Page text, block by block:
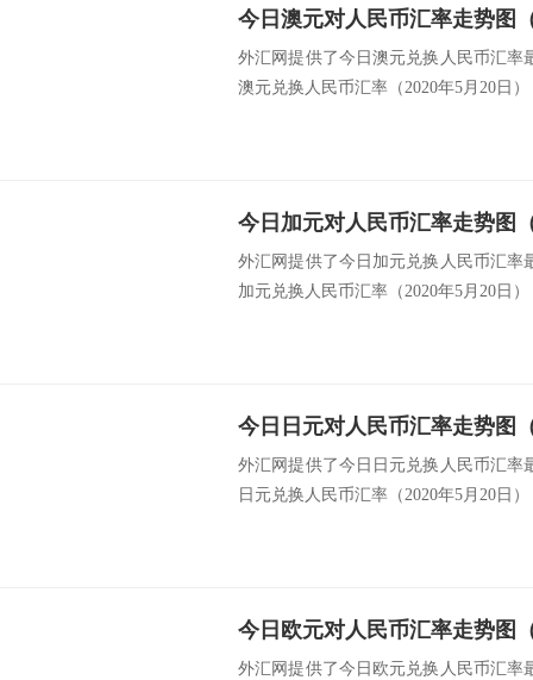
今日澳元对人民币汇率走势图
外汇网提供了今日澳元兑换人民币汇率
澳元兑换人民币汇率（2020年5月20日
今日加元对人民币汇率走势图
外汇网提供了今日加元兑换人民币汇率
加元兑换人民币汇率（2020年5月20日
今日日元对人民币汇率走势图
外汇网提供了今日日元兑换人民币汇率
日元兑换人民币汇率（2020年5月20日
今日欧元对人民币汇率走势图
外汇网提供了今日欧元兑换人民币汇率